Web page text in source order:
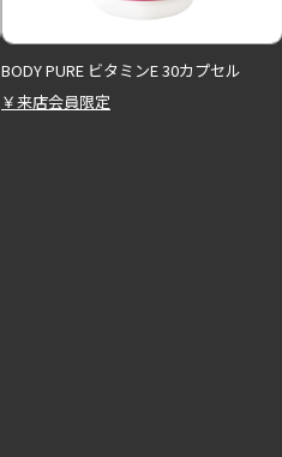
BODY PURE ビタミンE 30カプセル
￥来店会員限定